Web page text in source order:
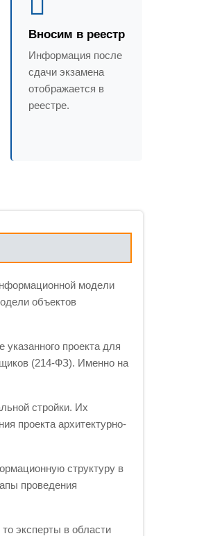
Вносим в реестр
Информация после
сдачи экзамена
отображается в
реестре.
модели
объектов
проекта для
(214-ФЗ). Именно на
стройки. Их
проекта архитектурно-
структуру в
проведения
эксперты в области